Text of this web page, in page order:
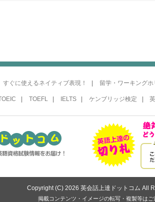
すぐに使えるネイティブ表現！ 留学・ワーキングホ
TOEFL IELTS ケンブリッジ検定
Copyright (C) 2026 英会話上達ドットコム All
掲載コンテンツ・イメージの転写・複製等はご